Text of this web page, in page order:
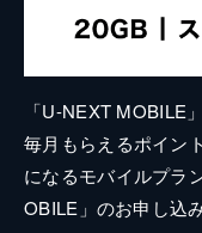
「U-NEXT MOBILE
毎月もらえるポイン
になるモバイルプラ
OBILE」のお申し込